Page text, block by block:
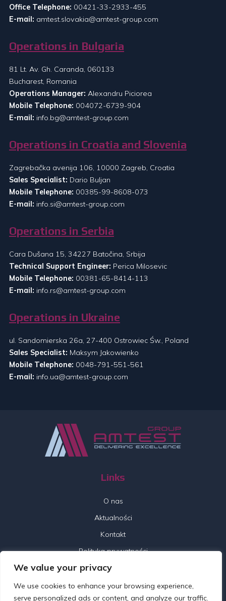
We value your privacy
We use cookies to enhance your browsing experience,
serve personalized ads or content, and analyze our traffic.
Office Telephone: 00421-33-2933-455
E-mail: amtest.slovakia@amtest-group.com
Operations in Bulgaria
81 Lt. Av. Gh. Caranda, 060133
Bucharest, Romania
Operations Manager: Alexandru Piciorea
Mobile Telephone: 004072-6739-904
E-mail: info.bg@amtest-group.com
Operations in Croatia and Slovenia
Zagrebačka avenija 106, 10000 Zagreb, Croatia
Sales Specialist: Dario Buljan
Mobile Telephone: 00385-99-8608-073
E-mail: info.si@amtest-group.com
Operations in Serbia
Cara Dušana 15, 34227 Batočina, Srbija
Technical Support Engineer: Perica Milosevic
Mobile Telephone: 00381-65-8414-113
E-mail: info.rs@amtest-group.com
Operations in Ukraine
ul. Sandomierska 26a, 27-400 Ostrowiec Św., Poland
Sales Specialist: Maksym Jakowienko
Mobile Telephone: 0048-791-551-561
E-mail: info.ua@amtest-group.com
Links
O nas
Aktualności
Kontakt
Polityka prywatności